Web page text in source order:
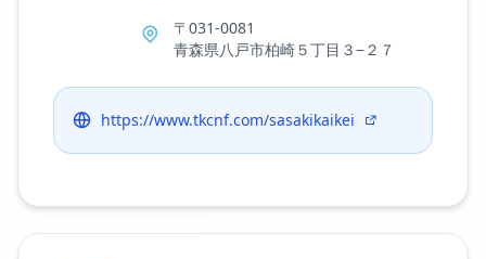
〒031-0081
青森県八戸市柏崎５丁目３−２７
https://www.tkcnf.com/sasakikaikei